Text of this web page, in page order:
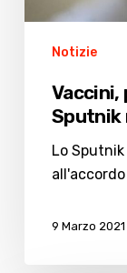
Italy
Notizie
Vaccini,
Sputnik
Lo
9 Marzo 2021